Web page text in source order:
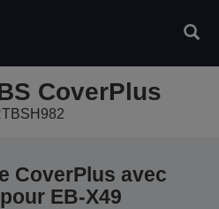
CoverPlus
CoverPlus avec
EB-X49